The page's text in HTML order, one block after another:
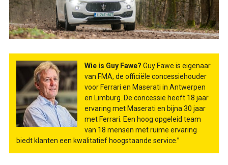
Wie is Guy Fawe? Guy Fawe is eigenaar
van FMA, de officiële concessiehouder
voor Ferrari en Maserati in Antwerpen
en Limburg. De concessie heeft 18 jaar
ervaring met Maserati en bijna 30 jaar
met Ferrari. Een hoog opgeleid team
van 18 mensen met ruime ervaring
biedt klanten een kwalitatief hoogstaande service.”